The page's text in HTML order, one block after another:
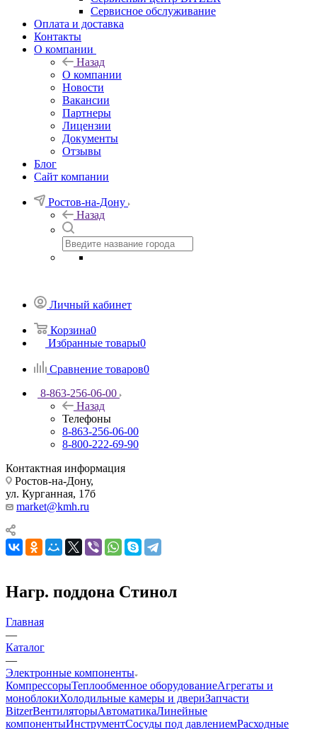
Сервисное обслуживание
Оплата и доставка
Контакты
О компании
Назад
О компании
Новости
Вакансии
Партнеры
Лицензии
Документы
Отзывы
Блог
Сайт компании
Ростов-на-Дону
Назад
Личный кабинет
Корзина0
Избранные товары0
Сравнение товаров0
8-863-256-06-00
Назад
Телефоны
8-863-256-06-00
8-800-222-69-90
Контактная информация
Ростов-на-Дону,
ул. Курганная, 17б
market@kmh.ru
Нагр. поддона Стинол
Главная
—
Каталог
—
Электронные компоненты
КомпрессорыТеплообменное оборудованиеАгрегаты и
моноблокиХолодильные камеры и двериЗапчасти
BitzerВентиляторыАвтоматикаЛинейные
компонентыИнструментСосуды под давлениемРасходные